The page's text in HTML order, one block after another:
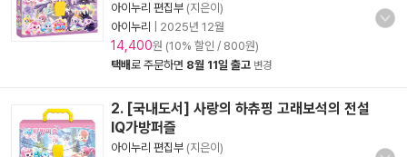
아이누리 편집부 (지은이)
아이누리
2025년 12월
14,400원 (10% 할인 / 800원)
택배로 주문하면 8월 11일 출고 변경
2. [국내도서] 사랑의 하츄핑 고래보석의 전설
IQ가방퍼즐
아이누리 편집부 (지은이)